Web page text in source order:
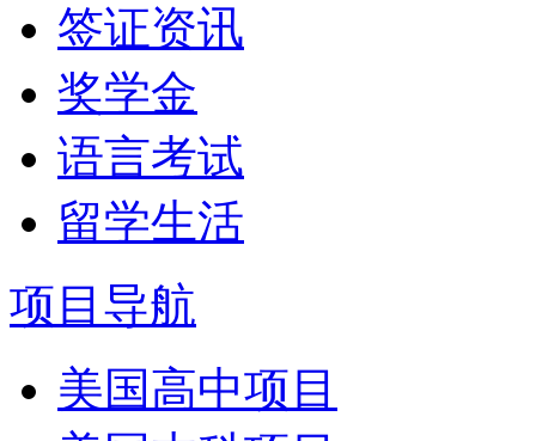
签证资讯
奖学金
语言考试
留学生活
项目导航
美国高中项目